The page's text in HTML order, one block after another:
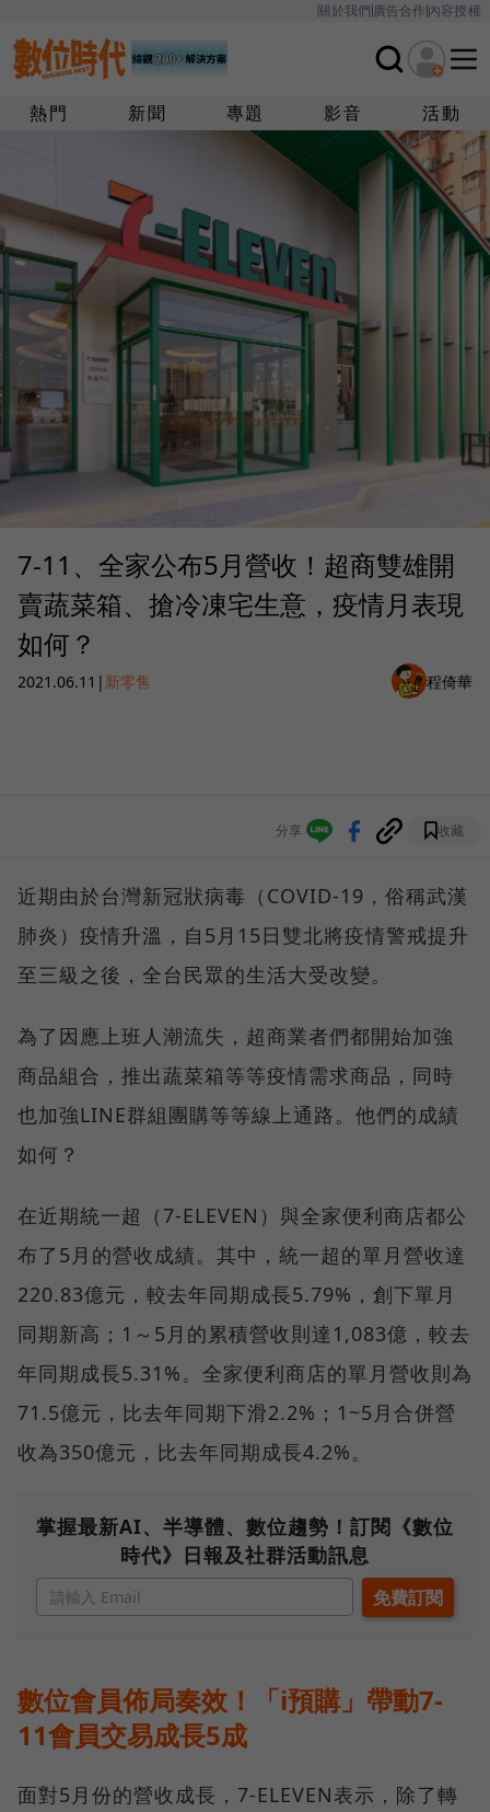
關於我們廣告合作內容授權
熱門 新聞 專題 影音 活動
7-11、全家公布5月營收！超商雙雄開
賣蔬菜箱、搶冷凍宅生意，疫情月表現
如何？
2021.06.11 | 新零售 程倚華
分享 收藏
近期由於台灣新冠狀病毒（COVID-19，俗稱武漢
肺炎）疫情升溫，自5月15日雙北將疫情警戒提升
至三級之後，全台民眾的生活大受改變。
為了因應上班人潮流失，超商業者們都開始加強
商品組合，推出蔬菜箱等等疫情需求商品，同時
也加強LINE群組團購等等線上通路。他們的成績
如何？
在近期統一超（7-ELEVEN）與全家便利商店都公
布了5月的營收成績。其中，統一超的單月營收達
220.83億元，較去年同期成長5.79%，創下單月
同期新高；1～5月的累積營收則達1,083億，較去
年同期成長5.31%。全家便利商店的單月營收則為
71.5億元，比去年同期下滑2.2%；1~5月合併營
收為350億元，比去年同期成長4.2%。
掌握最新AI、半導體、數位趨勢！訂閱《數位
時代》日報及社群活動訊息
數位會員佈局奏效！「i預購」帶動7-
11會員交易成長5成
面對5月份的營收成長，7-ELEVEN表示，除了轉